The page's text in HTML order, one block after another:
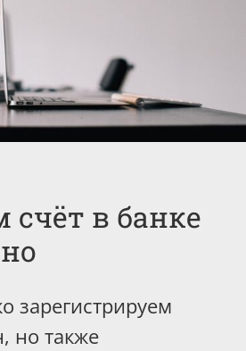
счёт в банке
зарегистрируем
но также